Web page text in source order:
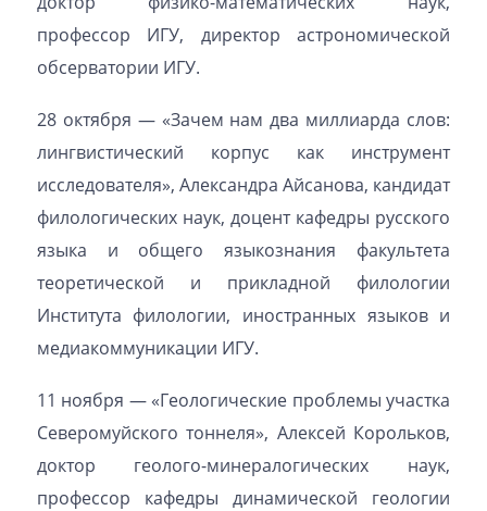
профессор ИГУ, директор астрономической
обсерватории ИГУ.
28 октября — «Зачем нам два миллиарда слов:
лингвистический корпус как инструмент
исследователя», Александра Айсанова, кандидат
филологических наук, доцент кафедры русского
языка и общего языкознания факультета
теоретической и прикладной филологии
Института филологии, иностранных языков и
медиакоммуникации ИГУ.
11 ноября — «Геологические проблемы участка
Северомуйского тоннеля», Алексей Корольков,
доктор геолого-минералогических наук,
профессор кафедры динамической геологии